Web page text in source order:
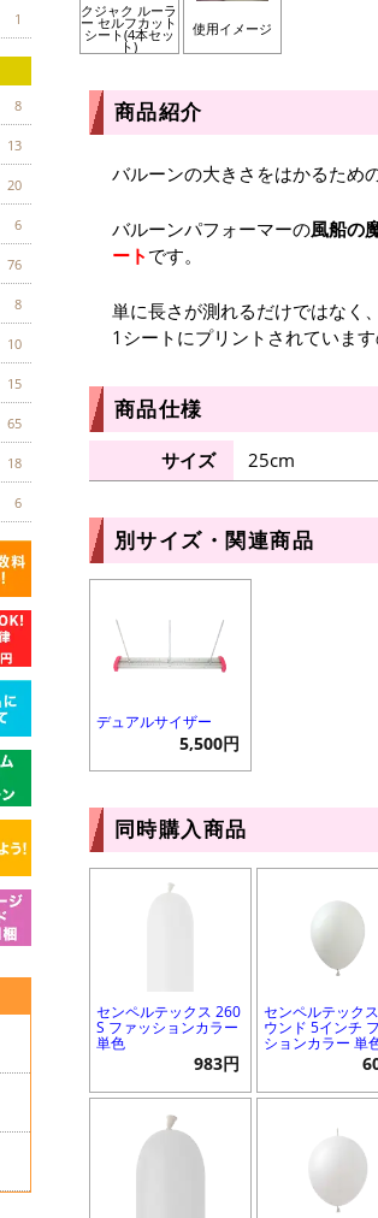
1
8
13
20
6
76
8
10
15
65
18
6
クジャク ルーラ
ー セルフカット
シート(4本セッ
ト)
使用イメージ
商品紹介
バルーンの大きさをはかるため
バルーンパフォーマーの風船の
ート です。
単に長さが測れるだけではなく
1シートにプリントされていま
商品仕様
サイズ 25cm
別サイズ・関連商品
デュアルサイザー
5,500円
同時購入商品
センペルテックス 260
S ファッションカラー
単色
983円
センペルテック
ウンド 5インチ
ションカラー 単